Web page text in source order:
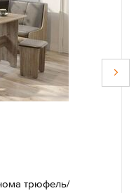
трюфель/